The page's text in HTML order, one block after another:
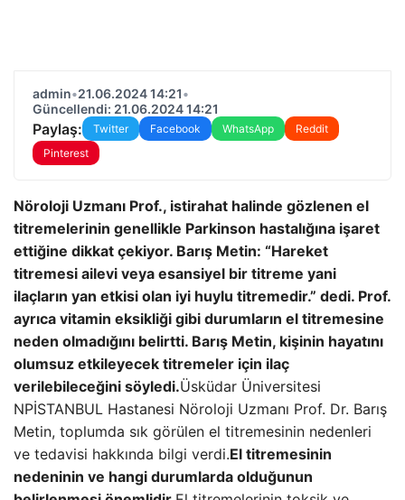
admin•21.06.2024 14:21•
Güncellendi: 21.06.2024 14:21
Paylaş: Twitter Facebook WhatsApp
Reddit
Pinterest
Nöroloji Uzmanı Prof., istirahat halinde gözlenen el
titremelerinin genellikle Parkinson hastalığına işaret
ettiğine dikkat çekiyor. Barış Metin: “Hareket
titremesi ailevi veya esansiyel bir titreme yani
ilaçların yan etkisi olan iyi huylu titremedir.” dedi. Prof.
ayrıca vitamin eksikliği gibi durumların el titremesine
neden olmadığını belirtti. Barış Metin, kişinin hayatını
olumsuz etkileyecek titremeler için ilaç
verilebileceğini söyledi.Üsküdar Üniversitesi
NPİSTANBUL Hastanesi Nöroloji Uzmanı Prof. Dr. Barış
Metin, toplumda sık görülen el titremesinin nedenleri
ve tedavisi hakkında bilgi verdi.El titremesinin
nedeninin ve hangi durumlarda olduğunun